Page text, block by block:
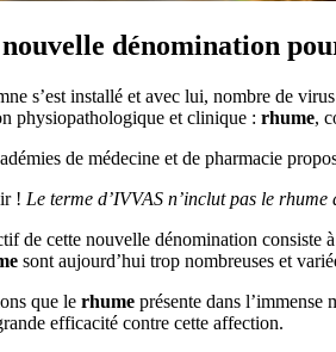
dénomination
s’est installé et avec lui, nombre de
physiopathologique et clinique : rhume,
de médecine et de pharmacie
! Le terme d’IVVAS n’inclut pas le
de cette nouvelle dénomination consiste
sont aujourd’hui trop nombreuses et
que le rhumeprésente dans l’immense
efficacité contre cette affection.